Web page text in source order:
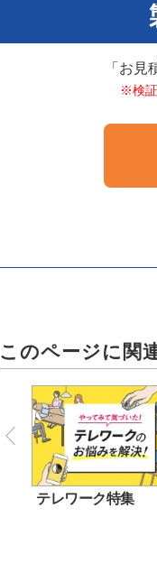
「お
※検
このページに関
テレワーク特集